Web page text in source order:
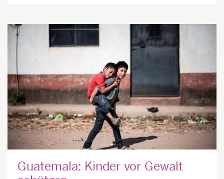
Guatemala: Kinder vor Gewalt